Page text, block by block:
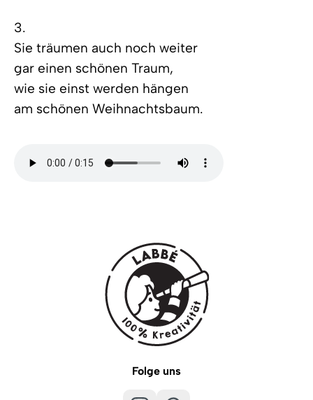
3.
Sie träumen auch noch weiter
gar einen schönen Traum,
wie sie einst werden hängen
am schönen Weihnachtsbaum.
Folge uns